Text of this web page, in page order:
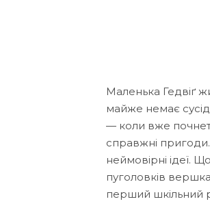
Маленька Гедвіґ
майже немає
— коли вже
справжні
неймовірні ідеї.
пуголовків
перший шкільний